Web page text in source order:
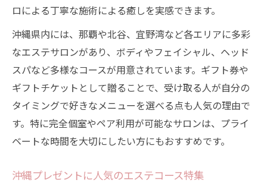
ロによる丁寧な施術による癒しを実感できます。
沖縄県内には、那覇や北谷、宜野湾など各エリアに多彩
なエステサロンがあり、ボディやフェイシャル、ヘッド
スパなど多様なコースが用意されています。ギフト券や
ギフトチケットとして贈ることで、受け取る人が自分の
タイミングで好きなメニューを選べる点も人気の理由で
す。特に完全個室やペア利用が可能なサロンは、プライ
ベートな時間を大切にしたい方にもおすすめです。
沖縄プレゼントに人気のエステコース特集